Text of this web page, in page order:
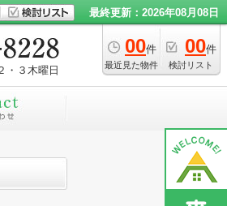
最終更新：2026年08月08日
00件
最近見た物件
00件
検討リスト
・３木曜日